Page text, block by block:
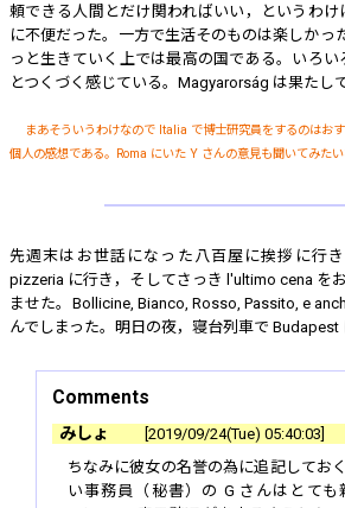
頼できる人間とだけ関わればいい，というわけ
に不便だった。一方で生活そのものは楽しかっ
っと生きていく上では最高の国である。いろい
とつくづく感じている。Magyarorság は果たし
まあそういうわけなので Italia で博士研究員をするのはお
個人の感想である。Roma にいた Y さんの意見も聞いてみたい
先週末はお世話になった八百屋に挨拶に行
pizzeria に行き，そしてさっき l'ultimo cena を
ませた。Bollicine, Bianco, Rosso, Passito, e
んでしまった。明日の夜，寝台列車で Budapest
Comments
みしょ
2019/09/24(Tue) 05:40:03
ちなみに彼女の名誉の為に追記してお
い事務員（秘書）の G さんはとても